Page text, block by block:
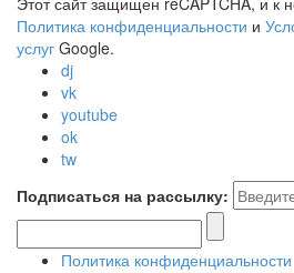
Политика конфиденциальности и
услуг Google.
dj
vk
youtube
ok
tw
Подписаться на рассылку:
Политика конфиденциальности